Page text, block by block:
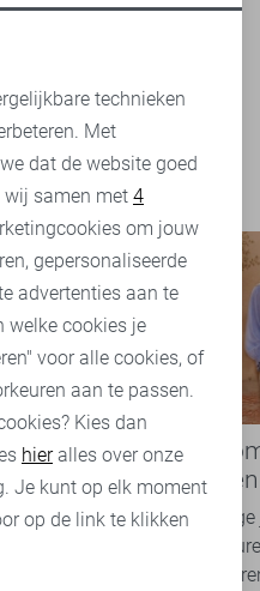
2
in
comfortabel,
Lady
Boho
overal
Van
zachte
Romance
technieken
Met
dat de website goed
wij samen met 4
om jouw
gepersonaliseerde
advertenties aan te
welke cookies je
voor alle cookies, of
aan te passen.
Kies dan
hieralles over onze
Je kunt op elk moment
op de link te klikken